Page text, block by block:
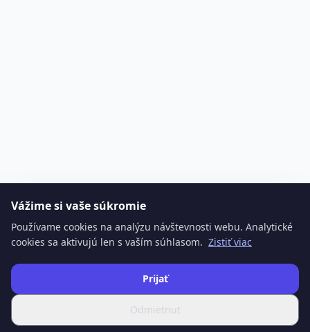
Vážime si vaše súkromie
Používame cookies na analýzu návštevnosti webu. Analytické
cookies sa aktivujú len s vaším súhlasom. Zistiť viac
Odmietnuť
Prijať